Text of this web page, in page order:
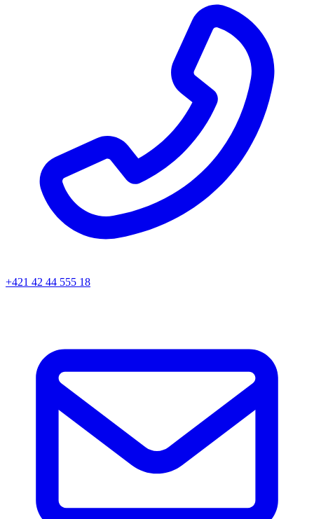
+421 42 44 555 18